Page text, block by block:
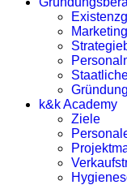
k&k Academy
Ziele